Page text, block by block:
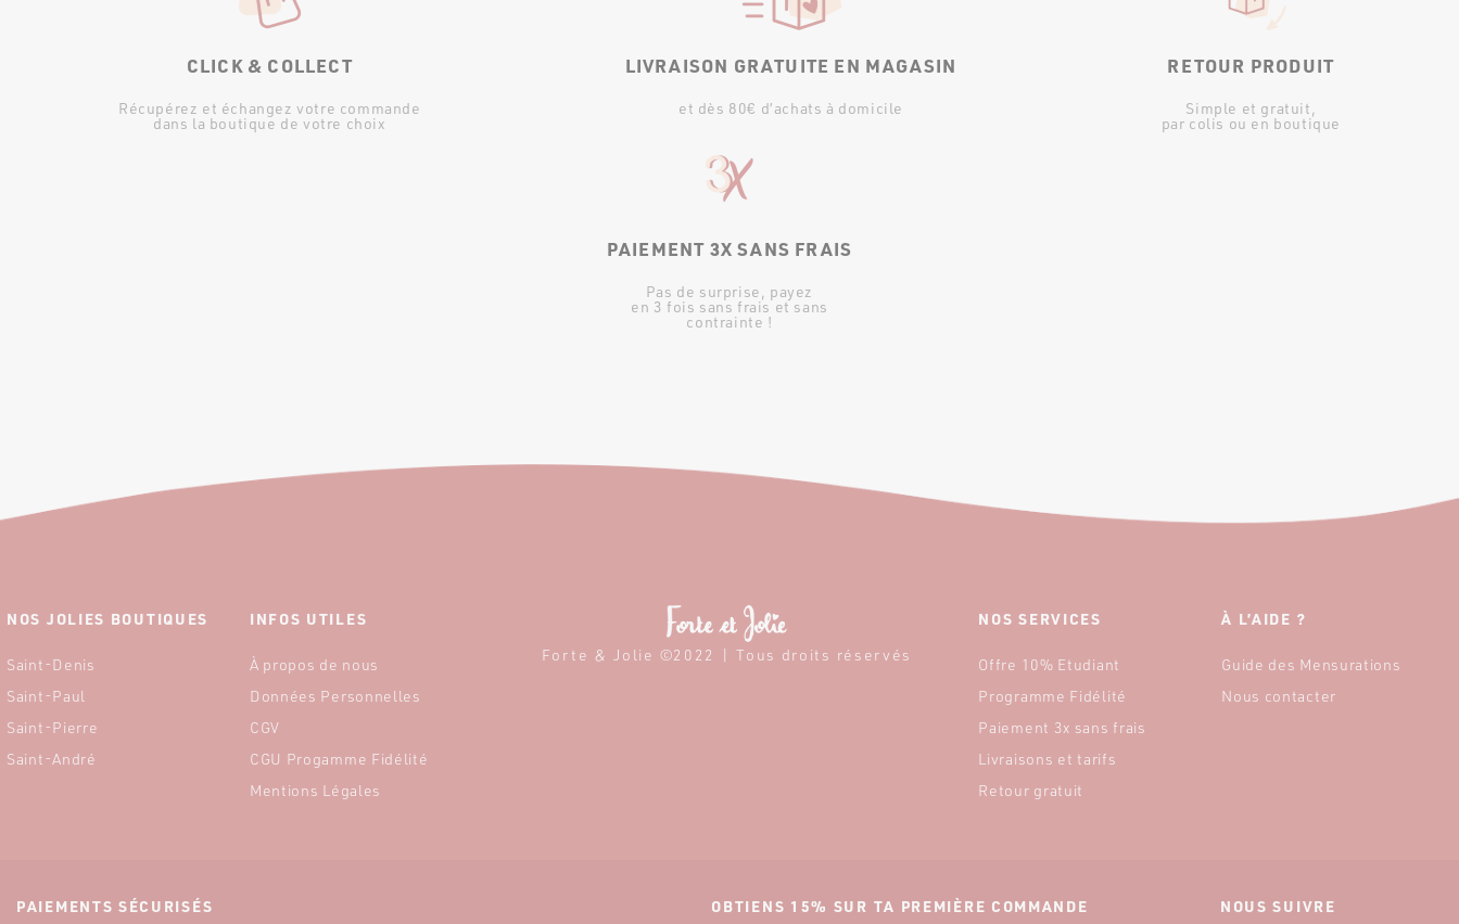
CLICK & COLLECT
Récupérez et échangez votre commande
dans la boutique de votre choix
LIVRAISON GRATUITE EN MAGASIN
et dès 80€ d’achats à domicile
RETOUR PRODUIT
Simple et gratuit,
par colis ou en boutique
PAIEMENT 3X SANS FRAIS
Pas de surprise, payez
en 3 fois sans frais et sans
contrainte !
NOS JOLIES BOUTIQUES
Saint-Denis
Saint-Paul
Saint-Pierre
Saint-André
INFOS UTILES
À propos de nous
Données Personnelles
CGV
CGU Progamme Fidélité
Mentions Légales
Forte & Jolie ©2022 | Tous droits réservés
NOS SERVICES
Offre 10% Etudiant
Programme Fidélité
Paiement 3x sans frais
Livraisons et tarifs
Retour gratuit
À L’AIDE ?
Guide des Mensurations
Nous contacter
PAIEMENTS SÉCURISÉS OBTIENS 15% SUR TA PREMIÈRE COMMANDE NOUS SUIVRE